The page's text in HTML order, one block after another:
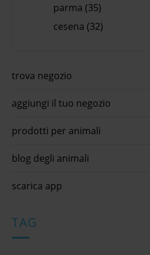
parma (35)
cesena (32)
trova negozio
aggiungi il tuo negozio
prodotti per animali
blog degli animali
scarica app
TAG